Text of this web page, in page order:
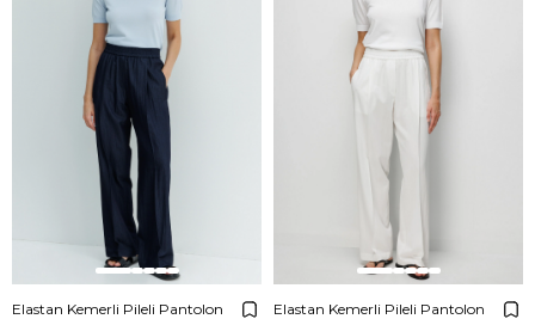
Elastan Kemerli Pileli Pantolon Elastan Kemerli Pileli Pantolon